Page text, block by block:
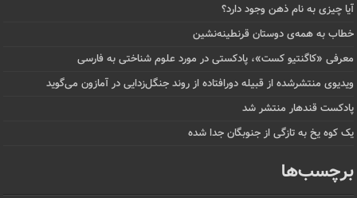
آیا چیزی به نام ذهن وجود دارد؟
خطاب به همه‌ی دوستان قرنطینه‌نشین
معرفی «کاگنتیو کست»، پادکستی در مورد علوم شناختی به فارسی
ویدیوی منتشرشده از قبیله دورافتاده‌ از روند جنگل‌زدایی در آمازون می‌گوید
پادکست قندهار منتشر شد
یک کوه یخ به تازگی از جنوبگان جدا شده
برچسب‌ها